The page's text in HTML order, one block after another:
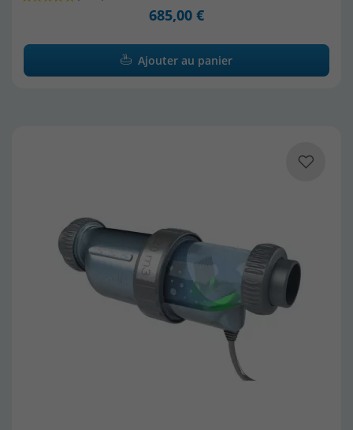
685,00 €
Ajouter au panier